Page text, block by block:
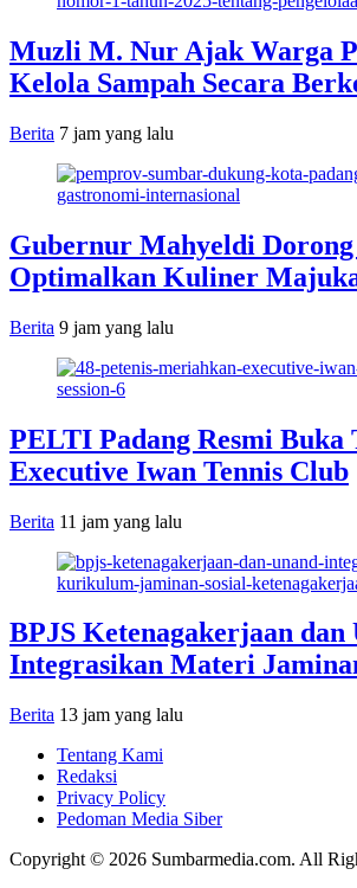
Muzli M. Nur Ajak Warga
Kelola Sampah Secara
Berita 7 jam yang lalu
Gubernur Mahyeldi Dorong
Optimalkan Kuliner
Berita 9 jam yang lalu
PELTI Padang Resmi Buka
Executive Iwan Tennis Club
Berita 11 jam yang lalu
BPJS Ketenagakerjaan dan
Integrasikan Materi
Berita 13 jam yang lalu
Tentang Kami
Redaksi
Privacy Policy
Pedoman Media Siber
Copyright © 2026 Sumbarmedia.com. All